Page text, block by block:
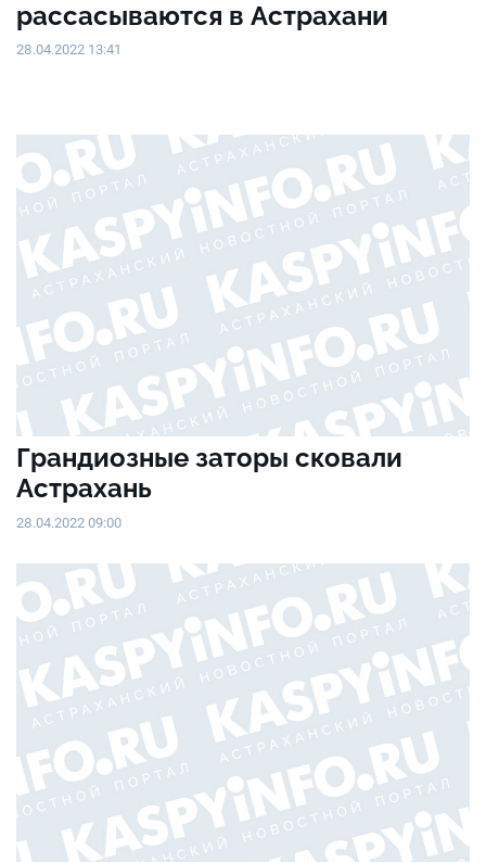
рассасываются в Астрахани
28.04.2022 13:41
Грандиозные заторы сковали
Астрахань
28.04.2022 09:00